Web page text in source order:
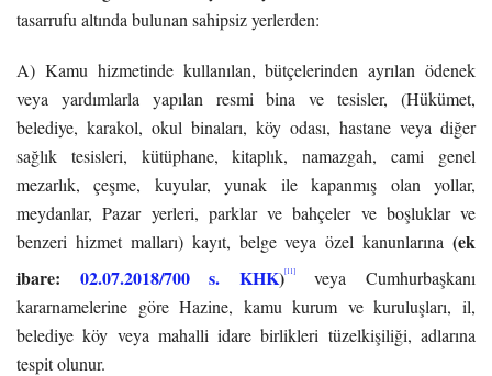
tasarrufu altında bulunan sahipsiz yerlerden:
A) Kamu hizmetinde kullanılan, bütçelerinden ayrılan ödenek
veya yardımlarla yapılan resmi bina ve tesisler, (Hükümet,
belediye, karakol, okul binaları, köy odası, hastane veya diğer
sağlık tesisleri, kütüphane, kitaplık, namazgah, cami genel
mezarlık, çeşme, kuyular, yunak ile kapanmış olan yollar,
meydanlar, Pazar yerleri, parklar ve bahçeler ve boşluklar ve
benzeri hizmet malları) kayıt, belge veya özel kanunlarına (ek
ibare: 02.07.2018/700 s. KHK)[11]
veya Cumhurbaşkanı
kararnamelerine göre Hazine, kamu kurum ve kuruluşları, il,
belediye köy veya mahalli idare birlikleri tüzelkişiliği, adlarına
tespit olunur.